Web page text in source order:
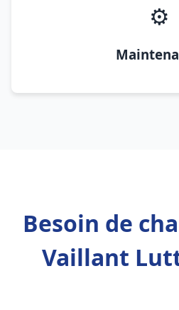
⚙️
Besoin de
Vaillant